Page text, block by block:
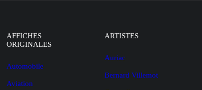
AFFICHES
ORIGINALES
Automobile
Aviation
ARTISTES
Auriac
Bernard Villemot